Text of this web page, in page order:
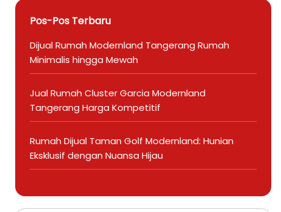
Pos-Pos Terbaru
Dijual Rumah Modernland Tangerang Rumah
Minimalis hingga Mewah
Jual Rumah Cluster Garcia Modernland
Tangerang Harga Kompetitif
Rumah Dijual Taman Golf Modernland: Hunian
Eksklusif dengan Nuansa Hijau